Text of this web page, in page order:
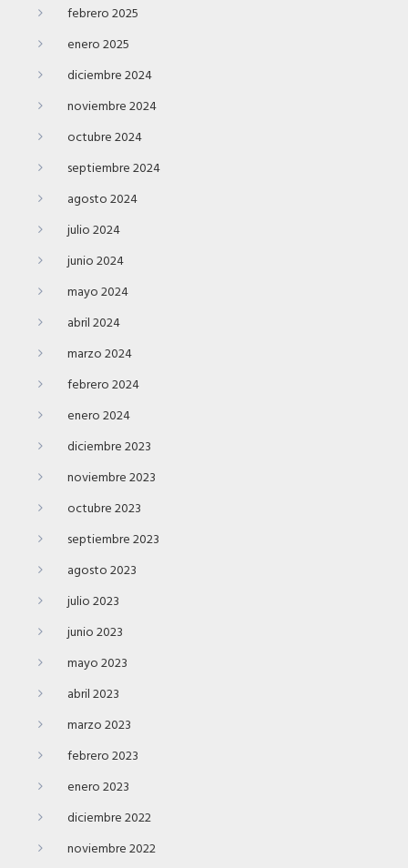
febrero 2025
enero 2025
diciembre 2024
noviembre 2024
octubre 2024
septiembre 2024
agosto 2024
julio 2024
junio 2024
mayo 2024
abril 2024
marzo 2024
febrero 2024
enero 2024
diciembre 2023
noviembre 2023
octubre 2023
septiembre 2023
agosto 2023
julio 2023
junio 2023
mayo 2023
abril 2023
marzo 2023
febrero 2023
enero 2023
diciembre 2022
noviembre 2022